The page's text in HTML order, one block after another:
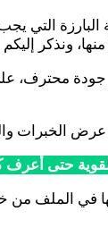
التي
ونذكر إليكم
محترف،
الخبرات
حتى
في الملف من